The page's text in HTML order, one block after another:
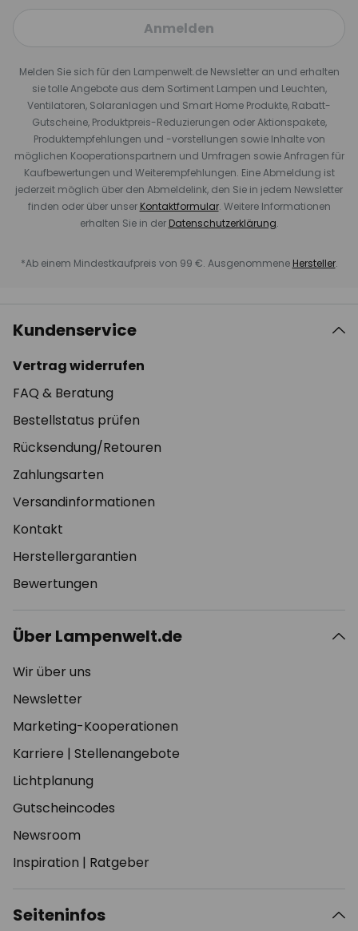
Anmelden
Melden Sie sich für den Lampenwelt.de Newsletter an und erhalten
sie tolle Angebote aus dem Sortiment Lampen und Leuchten,
Ventilatoren, Solaranlagen und Smart Home Produkte, Rabatt-
Gutscheine, Produktpreis-Reduzierungen oder Aktionspakete,
Produktempfehlungen und -vorstellungen sowie Inhalte von
möglichen Kooperationspartnern und Umfragen sowie Anfragen für
Kaufbewertungen und Weiterempfehlungen. Eine Abmeldung ist
jederzeit möglich über den Abmeldelink, den Sie in jedem Newsletter
finden oder über unser Kontaktformular. Weitere Informationen
erhalten Sie in der Datenschutzerklärung.
*Ab einem Mindestkaufpreis von 99 €. Ausgenommene Hersteller.
Kundenservice
Vertrag widerrufen
FAQ & Beratung
Bestellstatus prüfen
Rücksendung/Retouren
Zahlungsarten
Versandinformationen
Kontakt
Herstellergarantien
Bewertungen
Über Lampenwelt.de
Wir über uns
Newsletter
Marketing-Kooperationen
Karriere | Stellenangebote
Lichtplanung
Gutscheincodes
Newsroom
Inspiration | Ratgeber
Seiteninfos